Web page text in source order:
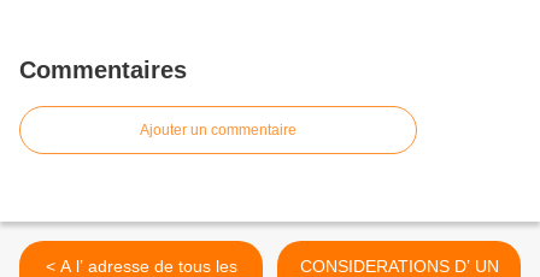
Commentaires
Ajouter un commentaire
< A l’ adresse de tous les
CONSIDERATIONS D’ UN